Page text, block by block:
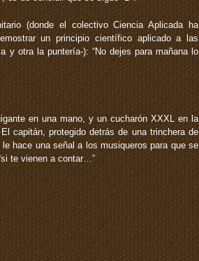
(donde el colectivo Ciencia Aplicada ha
un principio científico aplicado a las
otra la puntería-): “No dejes para mañana lo
en una mano, y un cucharón XXXL en la
capitán, protegido detrás de una trinchera de
hace una señal a los musiqueros para que se
te vienen a contar…”